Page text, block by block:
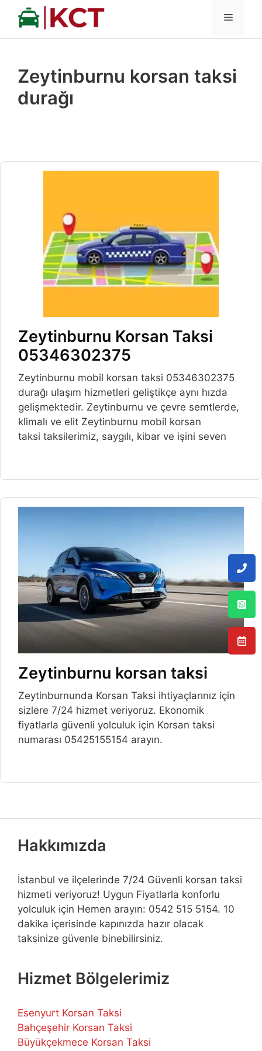
İçeriğe
MENÜ
Zeytinburnu korsan taksi
durağı
Zeytinburnu Korsan Taksi
05346302375
Zeytinburnu mobil korsan taksi 05346302375
durağı ulaşım hizmetleri geliştikçe aynı hızda
gelişmektedir. Zeytinburnu ve çevre semtlerde,
klimalı ve elit Zeytinburnu mobil korsan
taksi taksilerimiz, saygılı, kibar ve işini seven
Zeytinburnu korsan taksi
Zeytinburnunda Korsan Taksi ihtiyaçlarınız için
sizlere 7/24 hizmet veriyoruz. Ekonomik
fiyatlarla güvenli yolculuk için Korsan taksi
numarası 05425155154 arayın.
Hakkımızda
İstanbul ve ilçelerinde 7/24 Güvenli korsan taksi
hizmeti veriyoruz! Uygun Fiyatlarla konforlu
yolculuk için Hemen arayın: 0542 515 5154. 10
dakika içerisinde kapınızda hazır olacak
taksinize güvenle binebilirsiniz.
Hizmet Bölgelerimiz
Esenyurt Korsan Taksi
Bahçeşehir Korsan Taksi
Büyükçekmece Korsan Taksi